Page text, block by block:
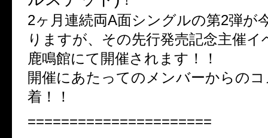
2ヶ月連続両A面シングルの第2弾が
りますが、その先行発売記念主催イ
鹿鳴館にて開催されます！！
開催にあたってのメンバーからの
着！！
======================